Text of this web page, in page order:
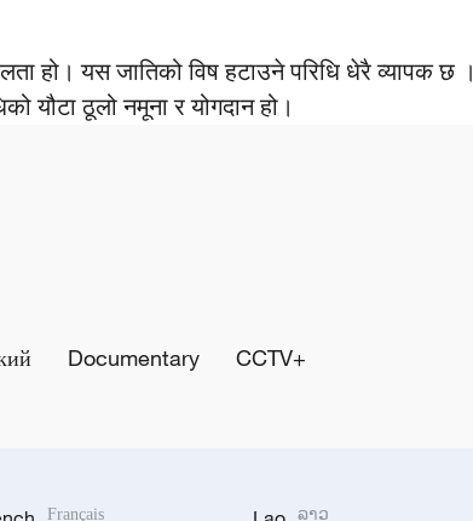
हो। यस जातिको विष हटाउने परिधि धेरै व्यापक छ ।
यौटा ठूलो नमूना र योगदान हो।
Documentary CCTV+
Français ລາວ